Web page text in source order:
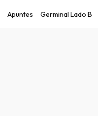
Apuntes Germinal Lado B